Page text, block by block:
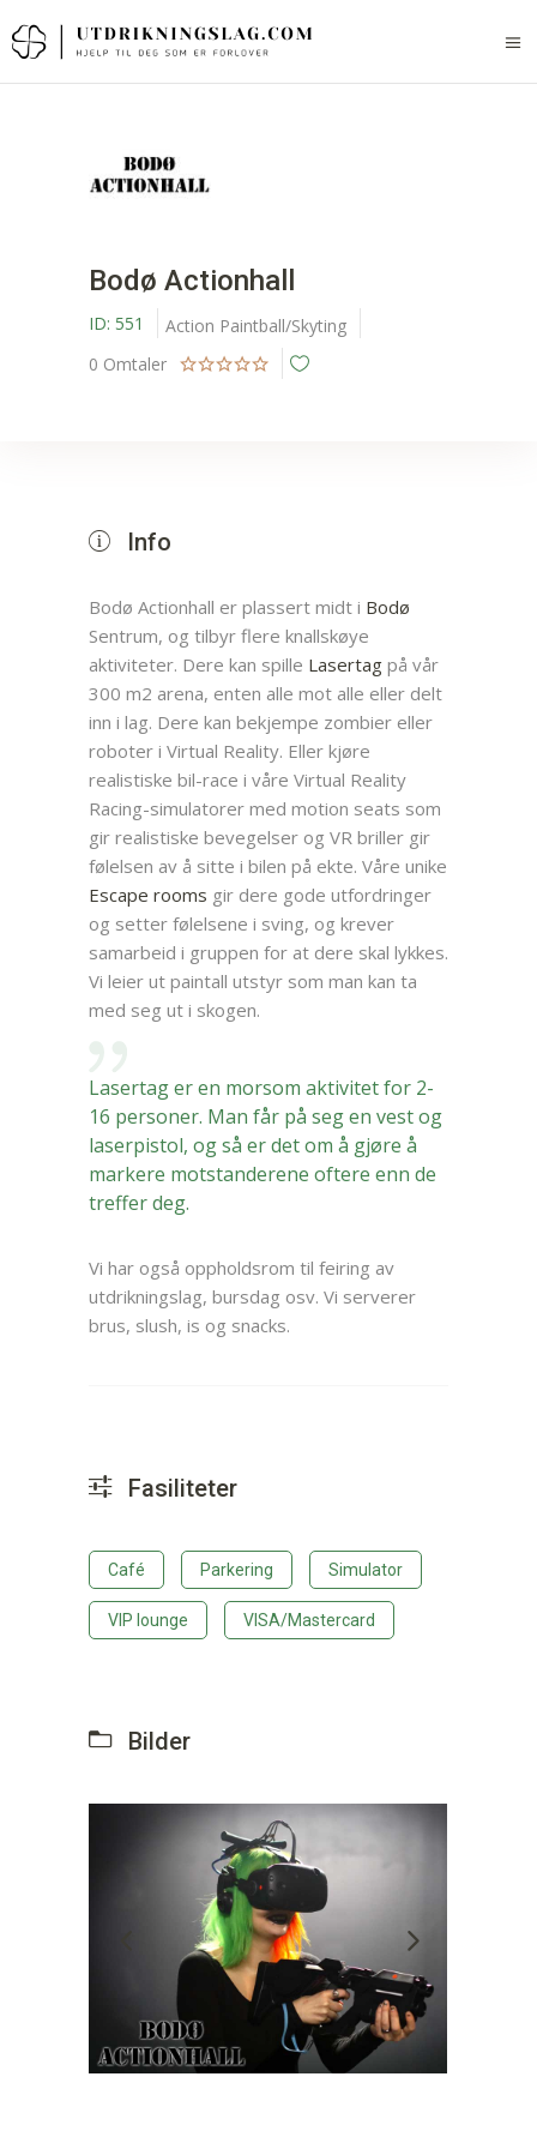
Bodø Actionhall
ID: 551 Action Paintball/Skyting
0 Omtaler
Info
Bodø Actionhall er plassert midt i Bodø
Sentrum, og tilbyr flere knallskøye
aktiviteter. Dere kan spille Lasertag på vår
300 m2 arena, enten alle mot alle eller delt
inn i lag. Dere kan bekjempe zombier eller
roboter i Virtual Reality. Eller kjøre
realistiske bil-race i våre Virtual Reality
Racing-simulatorer med motion seats som
gir realistiske bevegelser og VR briller gir
følelsen av å sitte i bilen på ekte. Våre unike
Escape rooms gir dere gode utfordringer
og setter følelsene i sving, og krever
samarbeid i gruppen for at dere skal lykkes.
Vi leier ut paintall utstyr som man kan ta
med seg ut i skogen.
Lasertag er en morsom aktivitet for 2-
16 personer. Man får på seg en vest og
laserpistol, og så er det om å gjøre å
markere motstanderene oftere enn de
treffer deg.
Vi har også oppholdsrom til feiring av
utdrikningslag, bursdag osv. Vi serverer
brus, slush, is og snacks.
Fasiliteter
Café Parkering Simulator
VIP lounge VISA/Mastercard
Bilder